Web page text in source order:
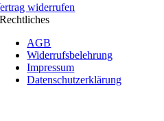
widerrufen
Rechtliches
AGB
Widerrufsbelehrung
Impressum
Datenschutzerklärung